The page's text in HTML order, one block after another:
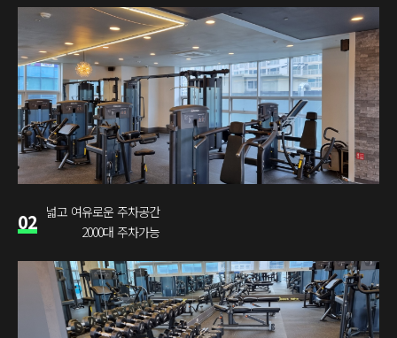
02 넓고 여유로운 주차공간
2000대 주차가능